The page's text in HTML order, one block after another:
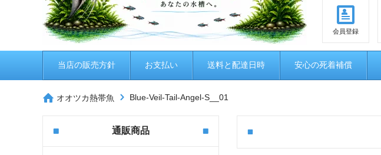
会員登録
当店の販売方針 お支払い 送料と配達日時 安心の死着補償
オオツカ熱帯魚 Blue-Veil-Tail-Angel-S__01
通販商品